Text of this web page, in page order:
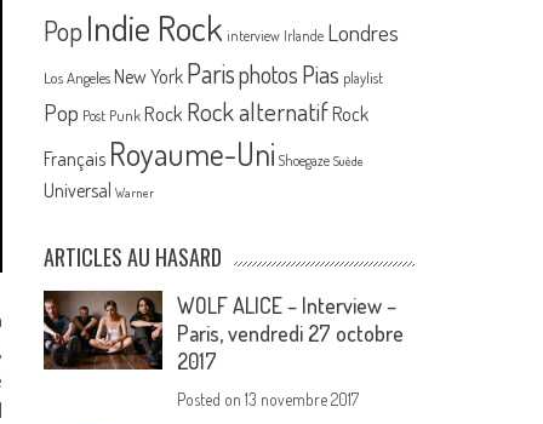
PopIndie Rock interview Irlande Londres
Los Angeles New York Parisphotos Pias playlist
Pop Post Punk Rock Rock alternatif Rock
Français Royaume-Uni Shoegaze Suède
Universal Warner
ARTICLES AU HASARD
WOLF ALICE – Interview –
Paris, vendredi 27 octobre
2017
Posted on13 novembre 2017